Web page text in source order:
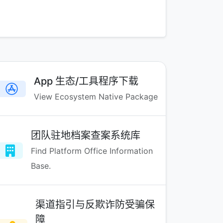
App 生态/工具程序下载
View Ecosystem Native Package
团队驻地档案查案系统库
Find Platform Office Information
Base.
渠道指引与反欺诈防受骗保
障